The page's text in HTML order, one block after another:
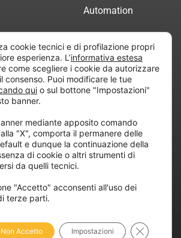
Automation
Servizi di
Consulenza
Certificata
e coordinamento di “Project
P. IVA / CF 07165600961 – All
Accessibilità
cookie tecnici e di profilazione propri
esperienza. L’informativa estesa
come scegliere i cookie da autorizzare
consenso. Puoi modificare le tue
qui o sul bottone "Impostazioni"
banner.
mediante apposito comando
"X", comporta il permanere delle
e dunque la continuazione della
di cookie o altri strumenti di
da quelli tecnici.
"Accetto" acconsenti all'uso dei
terze parti.
Non Accetto Impostazioni Close